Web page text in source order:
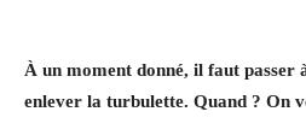
À un moment donné, il faut passer
enlever la turbulette. Quand ? On